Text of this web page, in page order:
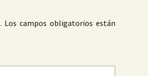
Los campos obligatorios están